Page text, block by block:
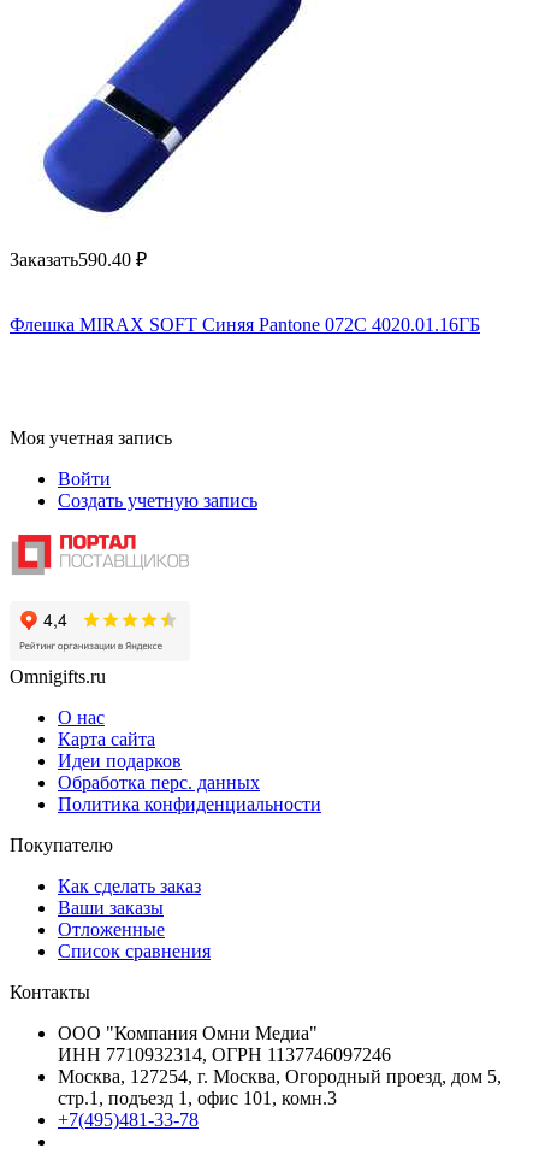
Заказать590.40 ₽
Флешка MIRAX SOFT Синяя Pantone 072C 4020.01.16ГБ
Моя учетная запись
Войти
Создать учетную запись
Omnigifts.ru
О нас
Карта сайта
Идеи подарков
Обработка перс. данных
Политика конфиденциальности
Покупателю
Как сделать заказ
Ваши заказы
Отложенные
Список сравнения
Контакты
ООО "Компания Омни Медиа"
ИНН 7710932314, ОГРН 1137746097246
Москва, 127254, г. Москва, Огородный проезд, дом 5,
стр.1, подъезд 1, офис 101, комн.3
+7(495)481-33-78